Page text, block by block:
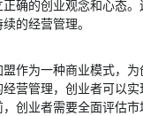
正确的创业观念和心态
的经营管理。
盟作为一种商业模式，
经营管理，创业者可以
创业者需要全面评估